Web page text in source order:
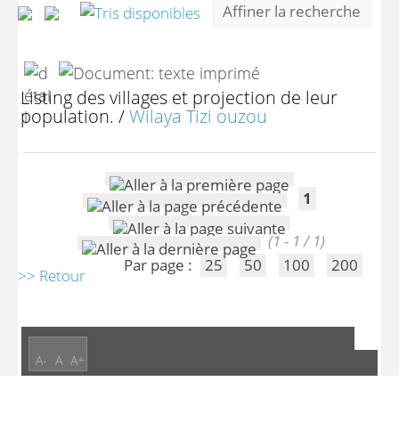
Affiner la recherche
Listing des villages et projection de leur
population. /Wilaya Tizi ouzou
1
(1 - 1 / 1)
Par page :
25 50 100 200
>> Retour
A- A A+